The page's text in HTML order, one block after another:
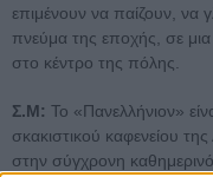
επιμένουν να παίζουν, να
πνεύμα της εποχής, σε
στο κέντρο της πόλης.
Σ.Μ: Το «Πανελλήνιον»
σκακιστικού καφενείου
στην σύγχρονη